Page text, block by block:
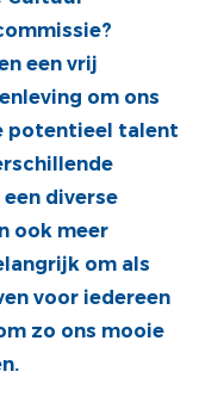
een vrij
om ons
potentieel talent
diverse
ook meer
om als
voor iedereen
zo ons mooie